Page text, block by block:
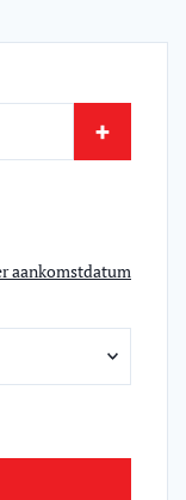
+
aankomstdatum